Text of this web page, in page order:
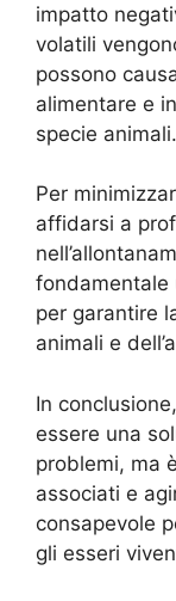
impatto
volatili
possono
alimentare e
specie animali.
Per
affidarsi a
fondamentale
per garantire
animali e
In
essere una
problemi, ma
associati e
consapevole
gli esseri